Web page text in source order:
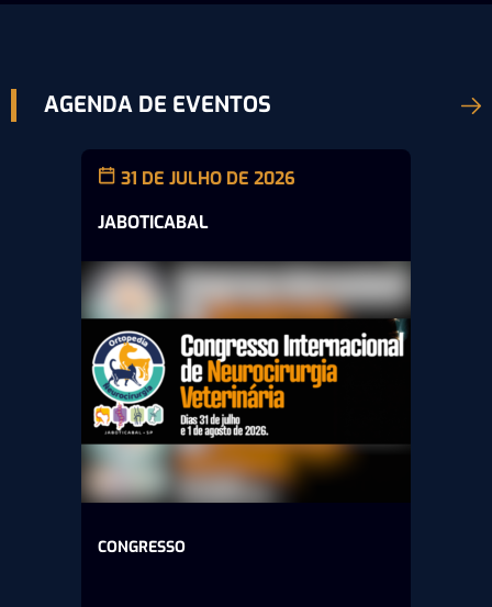
AGENDA DE EVENTOS
31 DE JULHO DE 2026
JABOTICABAL
CONGRESSO